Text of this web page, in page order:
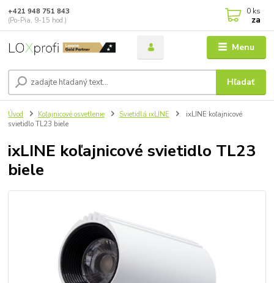
Menu
Hľadať
+421 948 751 843
(Po-Pia, 9-15 hod.)
0 ks
za
Úvod Koľajnicové osvetlenie Svietidlá ixLINE
ixLINE koľajnicové
svietidlo TL23 biele
ixLINE koľajnicové svietidlo TL23
biele